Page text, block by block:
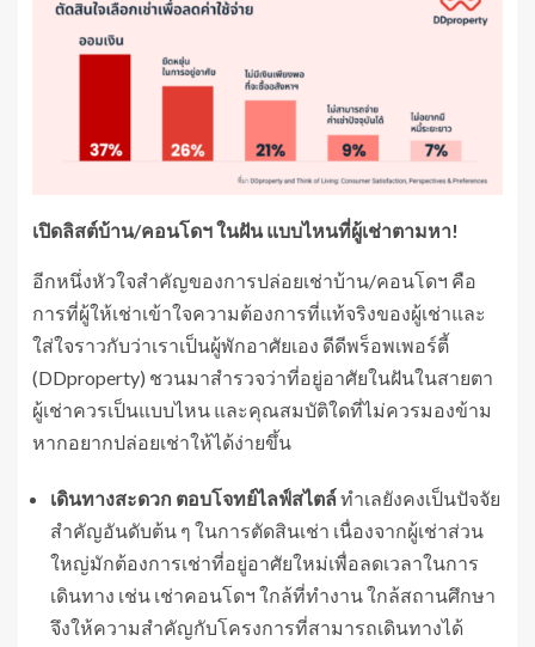
เปิดลิสต์บ้าน/คอนโดฯ ในฝัน แบบไหนที่ผู้เช่าตามหา!
อีกหนึ่งหัวใจสำคัญของการปล่อยเช่าบ้าน/คอนโดฯ คือ
การที่ผู้ให้เช่าเข้าใจความต้องการที่แท้จริงของผู้เช่าและ
ใส่ใจราวกับว่าเราเป็นผู้พักอาศัยเอง ดีดีพร็อพเพอร์ตี้
(DDproperty) ชวนมาสำรวจว่าที่อยู่อาศัยในฝันในสายตา
ผู้เช่าควรเป็นแบบไหน และคุณสมบัติใดที่ไม่ควรมองข้าม
หากอยากปล่อยเช่าให้ได้ง่ายขึ้น
เดินทางสะดวก ตอบโจทย์ไลฟ์สไตล์ทำเลยังคงเป็นปัจจัย
สำคัญอันดับต้น ๆ ในการตัดสินเช่า เนื่องจากผู้เช่าส่วน
ใหญ่มักต้องการเช่าที่อยู่อาศัยใหม่เพื่อลดเวลาในการ
เดินทาง เช่น เช่าคอนโดฯ ใกล้ที่ทำงาน ใกล้สถานศึกษา
จึงให้ความสำคัญกับโครงการที่สามารถเดินทางได้